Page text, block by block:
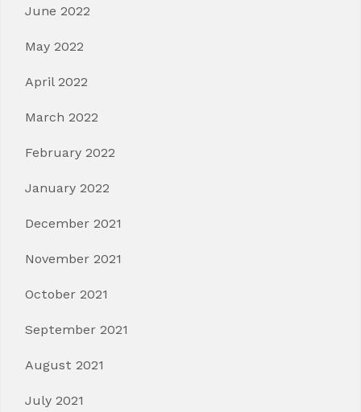
June 2022
May 2022
April 2022
March 2022
February 2022
January 2022
December 2021
November 2021
October 2021
September 2021
August 2021
July 2021